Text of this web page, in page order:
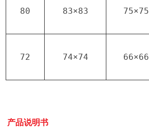
80 83×83 75×75
72 74×74 66×66
产品说明书